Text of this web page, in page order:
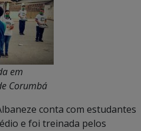
em
Corumbá
conta com estudantes
e foi treinada pelos